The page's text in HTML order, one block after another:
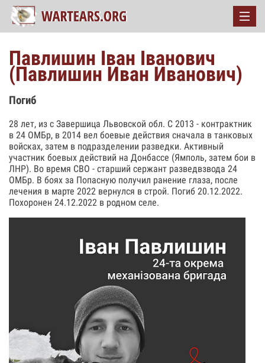
Павлишин Іван Іванович
(Павлишин Иван Иванович)
Погиб
28 лет, из с Завершица Львовской обл. С 2013 - контрактник
в 24 ОМБр, в 2014 вел боевые действия сначала в танковых
войсках, затем в подразделении разведки. Активный
участник боевых действий на Донбассе (Ямполь, затем бои в
ЛНР). Во время СВО - старший сержант разведвзвода 24
ОМБр. В боях за Попасную получил ранение глаза, после
лечения в марте 2022 вернулся в строй. Погиб 20.12.2022.
Похоронен 24.12.2022 в родном селе.